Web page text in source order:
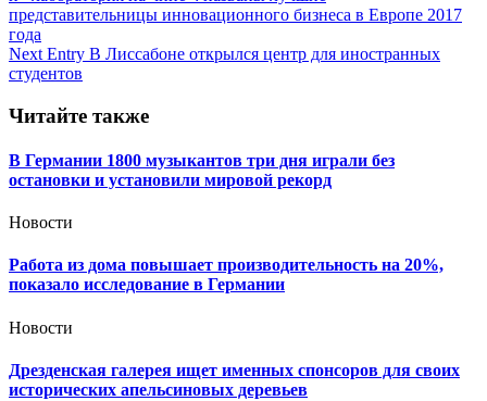
по
записям
представительницы инновационного бизнеса в Европе 2017
года
Next Entry В Лиссабоне открылся центр для иностранных
студентов
Читайте также
В Германии 1800 музыкантов три дня играли без
остановки и установили мировой рекорд
Новости
Работа из дома повышает производительность на 20%,
показало исследование в Германии
Новости
Дрезденская галерея ищет именных спонсоров для своих
исторических апельсиновых деревьев